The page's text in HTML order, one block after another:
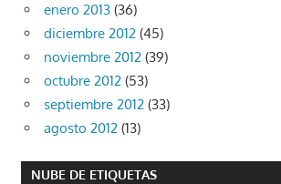
enero 2013 (36)
diciembre 2012 (45)
noviembre 2012 (39)
octubre 2012 (53)
septiembre 2012 (33)
agosto 2012 (13)
NUBE DE ETIQUETAS